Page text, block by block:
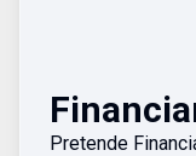
Pretende